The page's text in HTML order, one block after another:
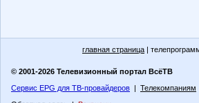
главная страница |
© 2001-2026 Телевизионный портал ВсёТВ
Сервис EPG для ТВ-провайдеров | Телекомпаниям